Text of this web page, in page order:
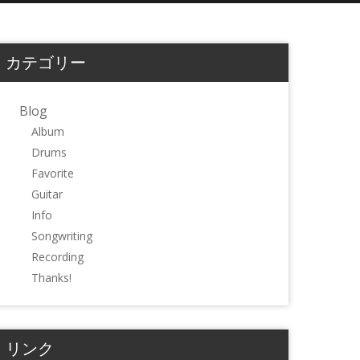
カテゴリー
Blog
Album
Drums
Favorite
Guitar
Info
Songwriting
Recording
Thanks!
リンク